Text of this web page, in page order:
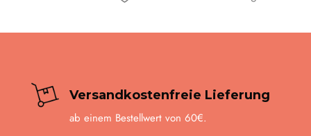
der
Versandkostenfreie Lieferung
ab einem Bestellwert von 60€.